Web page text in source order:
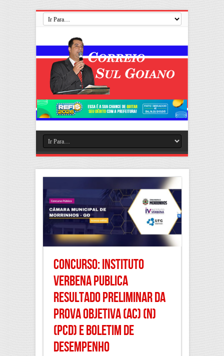
CONCURSO: Instituto
Verbena publica
Resultado Preliminar da
Prova Objetiva (AC) (N)
(PcD) e Boletim de
Desempenho